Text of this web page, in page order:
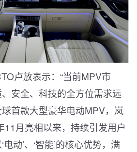
卢放表示：“当前MPV市
安全、科技的全方位需求远
首款大型豪华电动MPV，岚
11月亮相以来，持续引发用户
动’、‘智能’的核心优势，满